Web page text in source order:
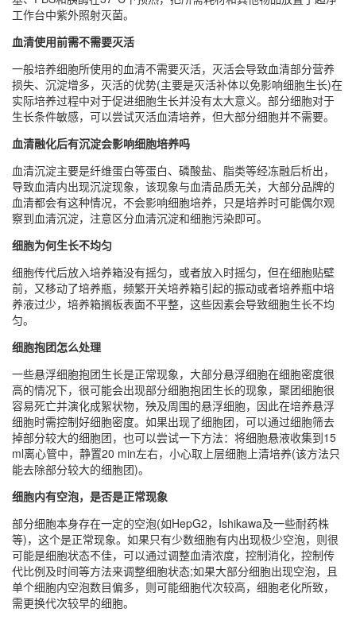
工作台中紫外照射灭菌。
血清使用前需不需要灭活
一般培养细胞所使用的血清不需要灭活，灭活会导致血清部分营养
损失、沉淀增多，灭活的优势(主要是灭活补体以免影响细胞生长)在
实际培养过程中对于促进细胞生长并没有太大意义。部分细胞对于
生长条件敏感，可以尝试灭活血清培养，但大部分细胞并不需要。
血清融化后有沉淀会影响细胞培养吗
血清沉淀主要是纤维蛋白等蛋白、磷酸盐、脂类等经冻融后析出，
导致血清内出现沉淀现象，该现象与血清品质无关，大部分品牌的
血清都会有这种情况，不会影响细胞培养，只是培养时可能偶尔观
察到血清沉淀，注意区分血清沉淀和细胞污染即可。
细胞为何生长不均匀
细胞传代后放入培养箱没有摇匀，或者放入时摇匀，但在细胞贴壁
前，又移动了培养瓶，频繁开关培养箱引起的振动或者培养瓶中培
养液过少，培养箱搁板表面不平整，这些因素会导致细胞生长不均
匀。
细胞抱团怎么处理
一些悬浮细胞抱团生长是正常现象，大部分悬浮细胞在细胞密度很
高的情况下，很可能会出现部分细胞抱团生长的现象，聚团细胞很
容易死亡并演化成絮状物，殃及周围的悬浮细胞，因此在培养悬浮
细胞时需控制好细胞密度。如果出现了细胞团，可以通过细胞筛去
掉部分较大的细胞团，也可以尝试一下方法：将细胞悬液收集到15
ml离心管中，静置20 min左右，小心取上层细胞上清培养(该方法只
能去除部分较大的细胞团)。
细胞内有空泡，是否是正常现象
部分细胞本身存在一定的空泡(如HepG2，Ishikawa及一些耐药株
等)，这个是正常现象。如果只有少数细胞有内出现极少空泡，则很
可能是细胞状态不佳，可以通过调整血清浓度，控制消化，控制传
代比例及时间等方法来调整细胞状态;如果大部分细胞出现空泡，且
单个细胞内空泡数目偏多，则可能细胞代次较高，细胞老化所致，
需更换代次较早的细胞。